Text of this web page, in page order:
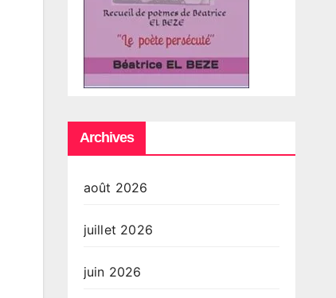
Archives
août 2026
juillet 2026
juin 2026